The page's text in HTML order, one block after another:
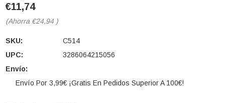
€11,74
(Ahorra €24,94 )
SKU:
C514
UPC:
3286064215056
Envío:
Envío Por 3,99€ ¡Gratis En Pedidos Superior A 100€!